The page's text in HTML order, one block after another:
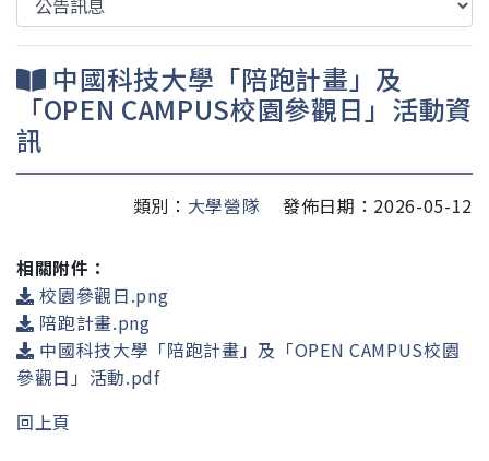
中國科技大學「陪跑計畫」及
「OPEN CAMPUS校園參觀日」活動資
訊
類別： 大學營隊 發佈日期：2026-05-12
相關附件：
校園參觀日.png
陪跑計畫.png
中國科技大學「陪跑計畫」及「OPEN CAMPUS校園
參觀日」活動.pdf
回上頁